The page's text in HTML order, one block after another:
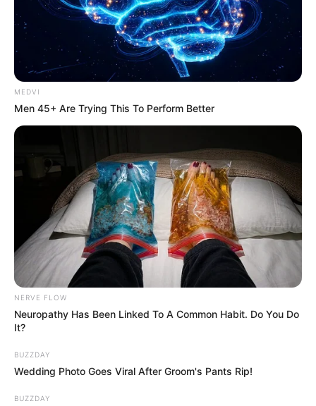
READ MORE
Simo
03/06/2021
Für 2022Aktuell laufen die Dreharbeiten für einen
neuen "Polizeiruf 110" aus Rostock, wie der NDR in
Erstmals wird in "Seine Familie kann man sich nicht
aussuchen" Katrin König, gespielt von Anneke Kim
Sarnau (49) ohne ihren Kollegen Alexander "S
MEDVI
Men 45+ Are Trying This To Perform Better
NERVE FLOW
Neuropathy Has Been Linked To A Common Habit. Do You Do
It?
BUZZDAY
Wedding Photo Goes Viral After Groom's Pants Rip!
BUZZDAY